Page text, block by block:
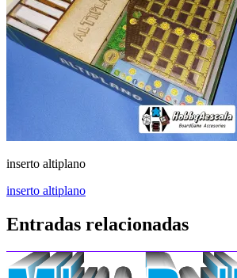
inserto altiplano
Navegación
de
entradas
inserto altiplano
Entradas relacionadas